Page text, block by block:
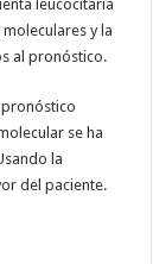
leucocitaria
y la
al pronóstico.
pronóstico
se ha
la
del paciente.